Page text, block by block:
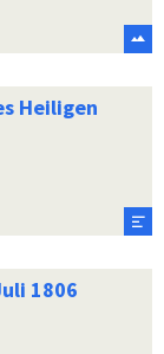
Heiligen
1806